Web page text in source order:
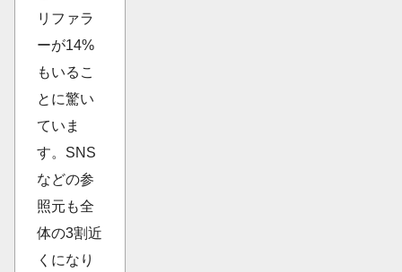
リファラ
ーが14%
もいるこ
とに驚い
ていま
す。SNS
などの参
照元も全
体の3割近
くになり